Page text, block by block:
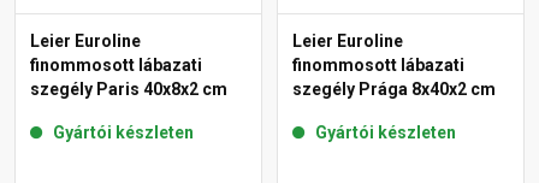
Leier Euroline
finommosott lábazati
szegély Paris 40x8x2 cm
Gyártói készleten
Leier Euroline
finommosott lábazati
szegély Prága 8x40x2 cm
Gyártói készleten